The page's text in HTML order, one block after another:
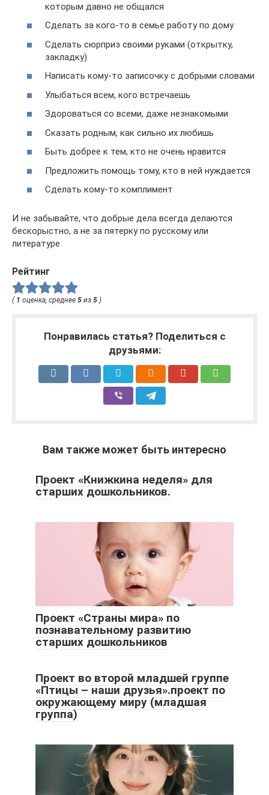
которым давно не общался
Сделать за кого-то в семье работу по дому
Сделать сюрприз своими руками (открытку,
закладку)
Написать кому-то записочку с добрыми словами
Улыбаться всем, кого встречаешь
Здороваться со всеми, даже незнакомыми
Сказать родным, как сильно их любишь
Быть добрее к тем, кто не очень нравится
Предложить помощь тому, кто в ней нуждается
Сделать кому-то комплимент
И не забывайте, что добрые дела всегда делаются
бескорыстно, а не за пятерку по русскому или
литературе
Рейтинг
( 1 оценка, среднее 5 из 5 )
Понравилась статья? Поделиться с
друзьями:
Вам также может быть интересно
Проект «Книжкина неделя» для
старших дошкольников.
Проект «Страны мира» по
познавательному развитию
старших дошкольников
Проект во второй младшей группе
«Птицы – наши друзья».проект по
окружающему миру (младшая
группа)